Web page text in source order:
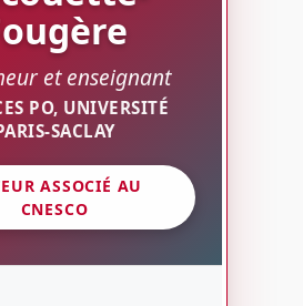
et enseignant
PO, UNIVERSITÉ
SACLAY
ASSOCIÉ AU
CNESCO